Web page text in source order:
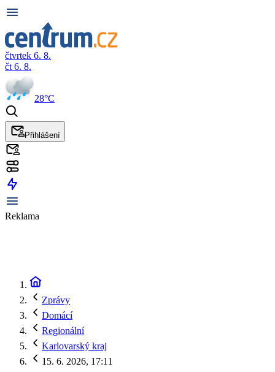
čtvrtek 6. 8.
čt 6. 8.
28°C
Přihlášení
Reklama
Zprávy
Domácí
Regionální
Karlovarský kraj
15. 6. 2026, 17:11